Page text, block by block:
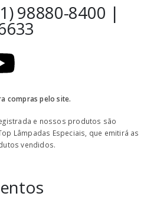
98880-8400 |
compras pelo site.
e nossos produtos são
Lâmpadas Especiais, que emitirá as
vendidos.